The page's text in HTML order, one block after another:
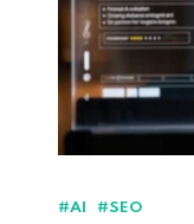
#AI #SEO